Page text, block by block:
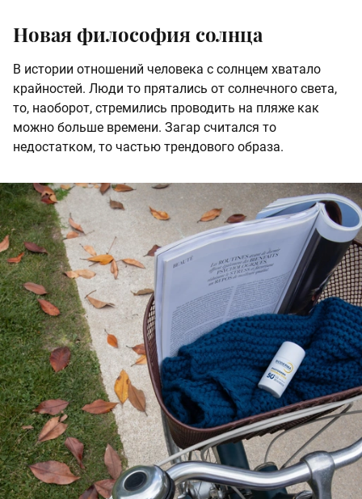
Новая философия солнца
В истории отношений человека с солнцем хватало
крайностей. Люди то прятались от солнечного света,
то, наоборот, стремились проводить на пляже как
можно больше времени. Загар считался то
недостатком, то частью трендового образа.